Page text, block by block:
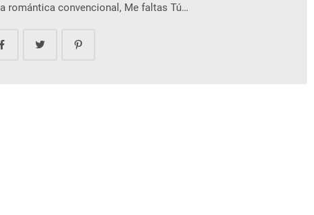
romántica convencional, Me faltas Tú…